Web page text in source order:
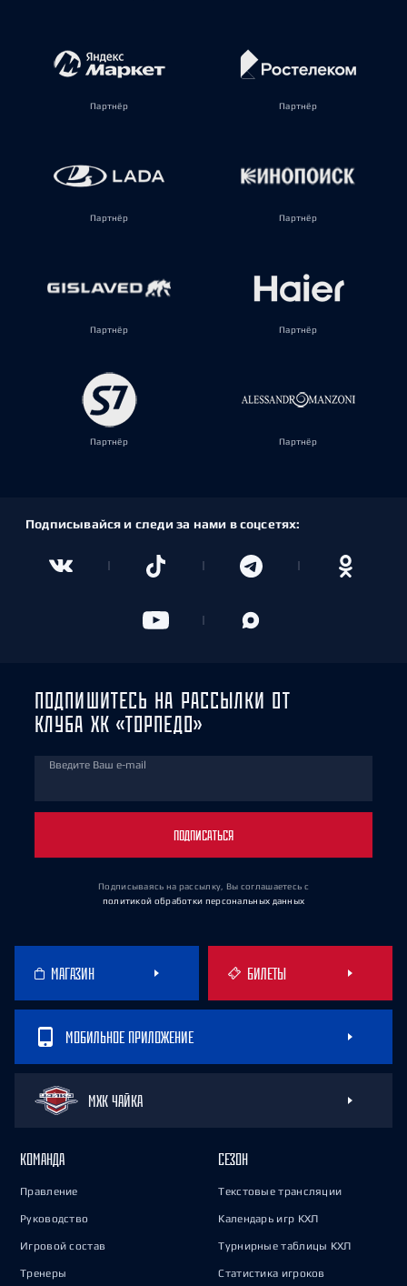
Партнёр Партнёр
Партнёр Партнёр
Партнёр Партнёр
Партнёр Партнёр
Подписывайся и следи за нами в соцсетях:
ПОДПИШИТЕСЬ НА РАССЫЛКИ ОТ
КЛУБА ХК «ТОРПЕДО»
Введите Ваш e-mail
ПОДПИСАТЬСЯ
Подписываясь на рассылку, Вы соглашаетесь с
политикой обработки персональных данных
МАГАЗИН БИЛЕТЫ
МОБИЛЬНОЕ ПРИЛОЖЕНИЕ
МХК ЧАЙКА
КОМАНДА
Правление
Руководство
Игровой состав
Тренеры
СЕЗОН
Текстовые трансляции
Календарь игр КХЛ
Турнирные таблицы КХЛ
Статистика игроков